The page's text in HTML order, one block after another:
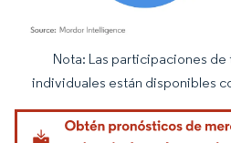
Imagen © Mordor Intelligence. El uso
Nota: Las participaciones
individuales están disponibles